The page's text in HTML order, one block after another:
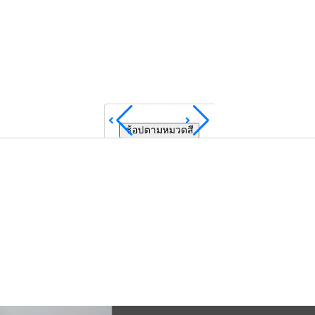
ช้อปตามหมวดสี